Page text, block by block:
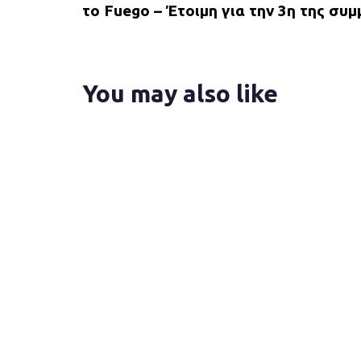
A
το Fuego – Έτοιμη για την 3η της
You may also like